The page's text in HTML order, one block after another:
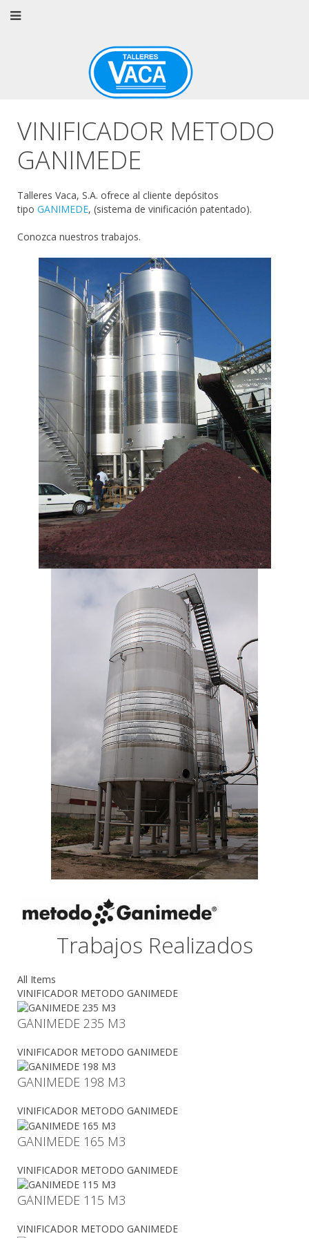
VINIFICADOR METODO
GANIMEDE
Talleres Vaca, S.A. ofrece al cliente depósitos
tipo GANIMEDE, (sistema de vinificación patentado).
Conozca nuestros trabajos.
Trabajos Realizados
All Items
VINIFICADOR METODO GANIMEDE
GANIMEDE 235 M3
VINIFICADOR METODO GANIMEDE
GANIMEDE 198 M3
VINIFICADOR METODO GANIMEDE
GANIMEDE 165 M3
VINIFICADOR METODO GANIMEDE
GANIMEDE 115 M3
VINIFICADOR METODO GANIMEDE